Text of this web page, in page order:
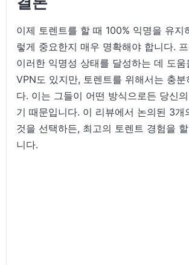
이제 토렌트를 할 때 100% 익명을 유지
렇게 중요한지 매우 명확해야 합니다.
이러한 익명성 상태를 달성하는 데 도움
VPN도 있지만, 토렌트를 위해서는 충분
다. 이는 그들이 어떤 방식으로든 당신
기 때문입니다. 이 리뷰에서 논의된 3개
것을 선택하든, 최고의 토렌트 경험을
니다.